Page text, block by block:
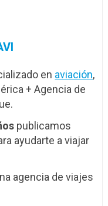
en aviación,
+ Agencia de
publicamos
ayudarte a viajar
agencia de viajes